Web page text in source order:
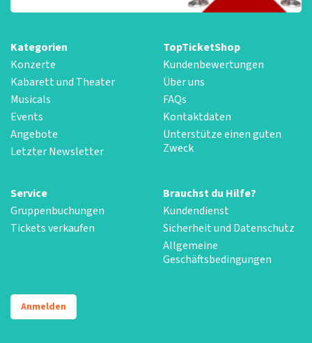
Kategorien
Konzerte
Kabarett und Theater
Musicals
Events
Angebote
Letzter Newsletter
TopTicketShop
Kundenbewertungen
Über uns
FAQs
Kontaktdaten
Unterstütze einen guten
Zweck
Service
Gruppenbuchungen
Tickets verkaufen
Brauchst du Hilfe?
Kundendienst
Sicherheit und Datenschutz
Allgemeine
Geschäftsbedingungen
Anmelden